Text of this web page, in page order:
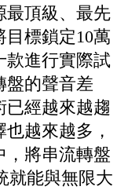
最頂級、最先
標鎖定10萬
款進行實際試
盤的聲音差
已經越來越趨
越來越多，
，將串流轉盤
就能與無限大